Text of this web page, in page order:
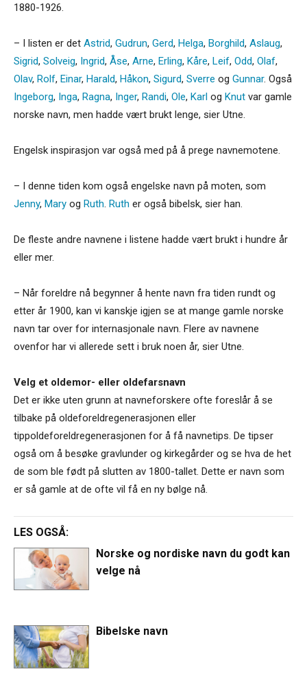
1880-1926.
– I listen er det Astrid, Gudrun, Gerd, Helga, Borghild, Aslaug,
Sigrid, Solveig, Ingrid, Åse, Arne, Erling, Kåre, Leif, Odd, Olaf,
Olav, Rolf, Einar, Harald, Håkon, Sigurd, Sverre og Gunnar. Også
Ingeborg, Inga, Ragna, Inger, Randi, Ole, Karl og Knut var gamle
norske navn, men hadde vært brukt lenge, sier Utne.
Engelsk inspirasjon var også med på å prege navnemotene.
– I denne tiden kom også engelske navn på moten, som
Jenny, Mary og Ruth. Ruth er også bibelsk, sier han.
De fleste andre navnene i listene hadde vært brukt i hundre år
eller mer.
– Når foreldre nå begynner å hente navn fra tiden rundt og
etter år 1900, kan vi kanskje igjen se at mange gamle norske
navn tar over for internasjonale navn. Flere av navnene
ovenfor har vi allerede sett i bruk noen år, sier Utne.
Velg et oldemor- eller oldefarsnavn
Det er ikke uten grunn at navneforskere ofte foreslår å se
tilbake på oldeforeldregenerasjonen eller
tippoldeforeldregenerasjonen for å få navnetips. De tipser
også om å besøke gravlunder og kirkegårder og se hva de het
de som ble født på slutten av 1800-tallet. Dette er navn som
er så gamle at de ofte vil få en ny bølge nå.
LES OGSÅ:
Norske og nordiske navn du godt kan
velge nå
Bibelske navn